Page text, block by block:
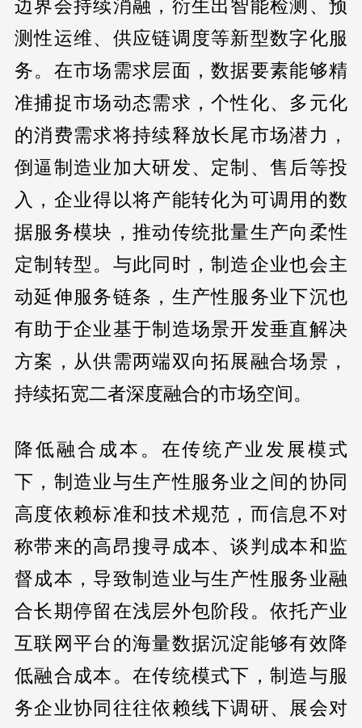
边界会持续消融，衍生出智能检测、预
测性运维、供应链调度等新型数字化服
务。在市场需求层面，数据要素能够精
准捕捉市场动态需求，个性化、多元化
的消费需求将持续释放长尾市场潜力，
倒逼制造业加大研发、定制、售后等投
入，企业得以将产能转化为可调用的数
据服务模块，推动传统批量生产向柔性
定制转型。与此同时，制造企业也会主
动延伸服务链条，生产性服务业下沉也
有助于企业基于制造场景开发垂直解决
方案，从供需两端双向拓展融合场景，
持续拓宽二者深度融合的市场空间。
降低融合成本。在传统产业发展模式
下，制造业与生产性服务业之间的协同
高度依赖标准和技术规范，而信息不对
称带来的高昂搜寻成本、谈判成本和监
督成本，导致制造业与生产性服务业融
合长期停留在浅层外包阶段。依托产业
互联网平台的海量数据沉淀能够有效降
低融合成本。在传统模式下，制造与服
务企业协同往往依赖线下调研、展会对